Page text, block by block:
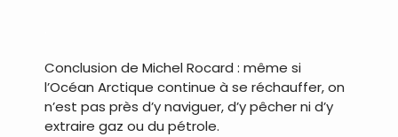
Conclusion de Michel Rocard : même si
l’Océan Arctique continue à se réchauffer, on
n’est pas près d’y naviguer, d’y pêcher ni d’y
extraire gaz ou du pétrole.